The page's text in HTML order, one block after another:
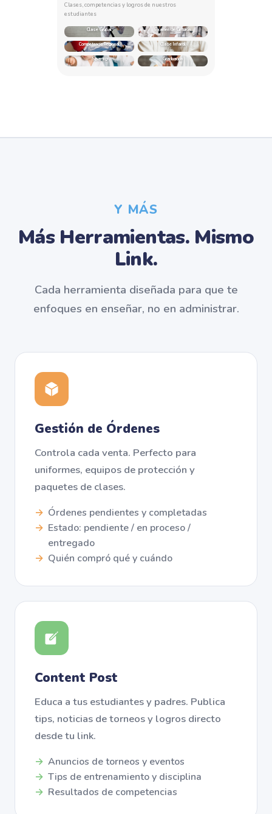
Clases, competencias y logros de nuestros
estudiantes
Clase Grupal Examen de Cinturón
Competencia Regional Clase Infantil
Sparring Graduación
Y MÁS
Más Herramientas. Mismo
Link.
Cada herramienta diseñada para que te
enfoques en enseñar, no en administrar.
Gestión de Órdenes
Controla cada venta. Perfecto para
uniformes, equipos de protección y
paquetes de clases.
Órdenes pendientes y completadas
Estado: pendiente / en proceso /
entregado
Quién compró qué y cuándo
Content Post
Educa a tus estudiantes y padres. Publica
tips, noticias de torneos y logros directo
desde tu link.
Anuncios de torneos y eventos
Tips de entrenamiento y disciplina
Resultados de competencias